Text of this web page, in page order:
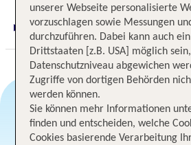
Digitaler und telefonischer
unserer Webseite personalisierte
vorzuschlagen sowie Messungen
durchzuführen. Dabei kann auch
Drittstaaten [z.B. USA] möglich
Datenschutzniveau abgewichen
Zugriffe von dortigen Behörden
werden können.
Sie können mehr Informationen
finden und entscheiden, welche
Cookies basierende Verarbeitung